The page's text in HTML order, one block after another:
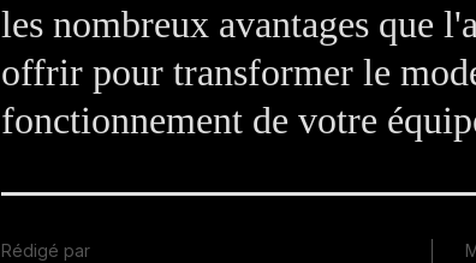
les nombreux avantages que
offrir pour transformer le
fonctionnement de votre
Rédigé par